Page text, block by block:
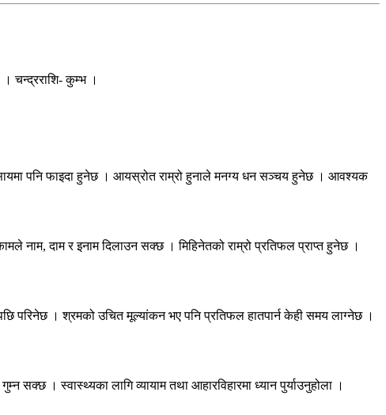
चन्द्रराशि- कुम्भ ।
पनि फाइदा हुनेछ । आयस्रोत राम्रो हुनाले मनग्य धन सञ्चय हुनेछ । आवश्यक
नाम, दाम र इनाम दिलाउन सक्छ । मिहिनेतको राम्रो प्रतिफल प्राप्त हुनेछ ।
परिनेछ । श्रमको उचित मूल्यांकन भए पनि प्रतिफल हातपार्न केही समय लाग्नेछ ।
सक्छ । स्वास्थ्यका लागि व्यायाम तथा आहारविहारमा ध्यान पुर्याउनुहोला ।